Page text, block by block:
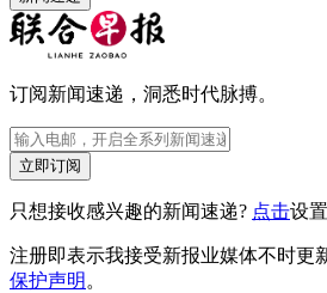
订阅新闻速递，洞悉时代脉搏。
立即订阅
只想接收感兴趣的新闻速递? 点击设
注册即表示我接受新报业媒体不时更
保护声明。